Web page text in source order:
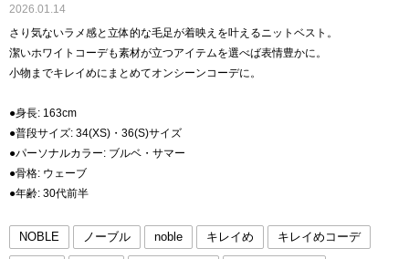
2026.01.14
さり気ないラメ感と立体的な毛足が着映えを叶えるニットベスト。
潔いホワイトコーデも素材が立つアイテムを選べば表情豊かに。
小物までキレイめにまとめてオンシーンコーデに。
●身長: 163cm
●普段サイズ: 34(XS)・36(S)サイズ
●パーソナルカラー: ブルベ・サマー
●骨格: ウェーブ
●年齢: 30代前半
NOBLE ノーブル noble キレイめ キレイめコーデ